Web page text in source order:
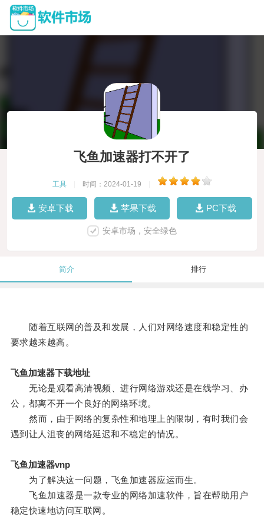
飞鱼加速器打不开了
工具 时间：2024-01-19
安卓下载 苹果下载 PC下载
安卓市场，安全绿色
简介 排行
随着互联网的普及和发展，人们对网络速度和稳定性的
要求越来越高。
飞鱼加速器下载地址
无论是观看高清视频、进行网络游戏还是在线学习、办
公，都离不开一个良好的网络环境。
然而，由于网络的复杂性和地理上的限制，有时我们会
遇到让人沮丧的网络延迟和不稳定的情况。
飞鱼加速器vnp
为了解决这一问题，飞鱼加速器应运而生。
飞鱼加速器是一款专业的网络加速软件，旨在帮助用户
稳定快速地访问互联网。